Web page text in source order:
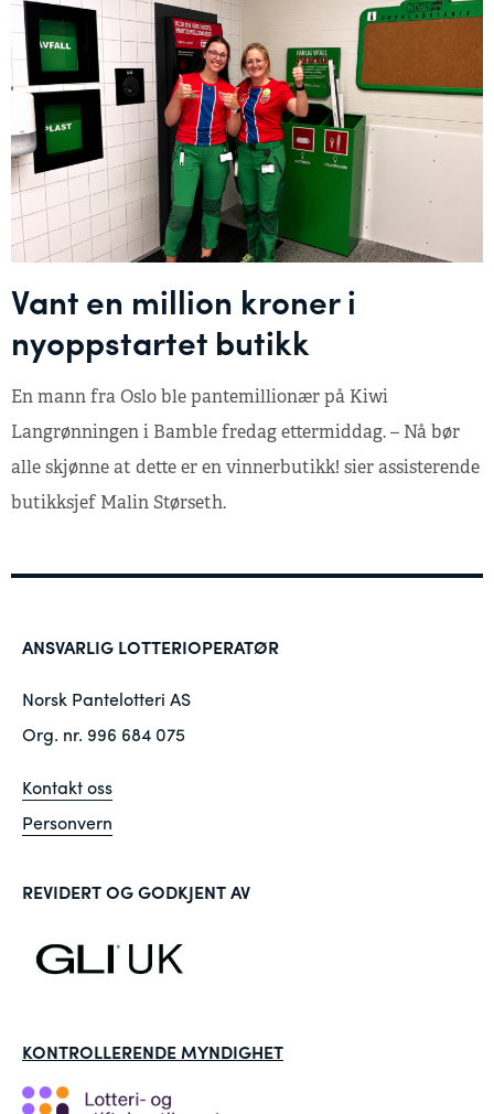
Vant en million kroner i
nyoppstartet butikk
En mann fra Oslo ble pantemillionær på Kiwi
Langrønningen i Bamble fredag ettermiddag. – Nå bør
alle skjønne at dette er en vinnerbutikk! sier assisterende
butikksjef Malin Størseth.
ANSVARLIG LOTTERIOPERATØR
Norsk Pantelotteri AS
Org. nr. 996 684 075
Kontakt oss
Personvern
REVIDERT OG GODKJENT AV
KONTROLLERENDE MYNDIGHET